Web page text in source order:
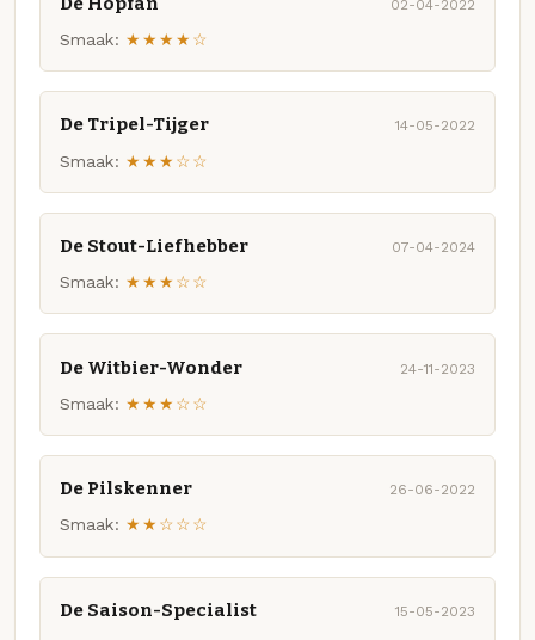
02-04-2022
Smaak: ★★★★☆
De Tripel-Tijger 14-05-2022
Smaak: ★★★☆☆
De Stout-Liefhebber 07-04-2024
Smaak: ★★★☆☆
De Witbier-Wonder 24-11-2023
Smaak: ★★★☆☆
De Pilskenner 26-06-2022
Smaak: ★★☆☆☆
De Saison-Specialist 15-05-2023